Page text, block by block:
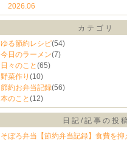
2026.06
カテゴリ
ゆる節約レシピ(54)
今日のラーメン(7)
日々のこと (65)
野菜作り (10)
節約お弁当記録(56)
本のこと (12)
日記/記事の投稿
そぼろ弁当【節約弁当記録】食費を